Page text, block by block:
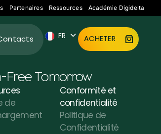
Partenaires Ressources Académie Digidelta
FR
IT
DE
ACHETER
Free Tomorrow
de
Conformité et
confidentialité
Politique de
Confidentialité